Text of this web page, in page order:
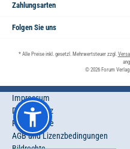
Zahlungsarten
Folgen Sie uns
* Alle Preise inkl. gesetzl. Mehrwertsteuer zzgl.
© 2026 Forum
Impressum
Datenschutz
Privatsphäre
AGB und Lizenzbedingungen